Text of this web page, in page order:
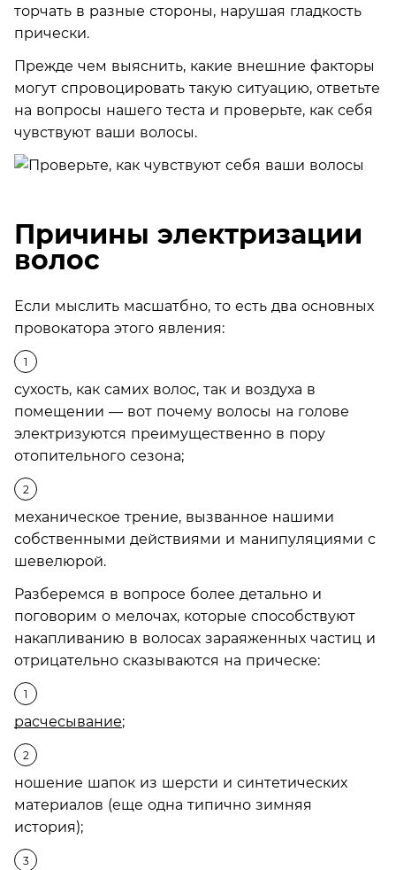
торчать в разные стороны, нарушая гладкость
прически.
Прежде чем выяснить, какие внешние факторы
могут спровоцировать такую ситуацию, ответьте
на вопросы нашего теста и проверьте, как себя
чувствуют ваши волосы.
Причины электризации
волос
Если мыслить масшатбно, то есть два основных
провокатора этого явления:
сухость, как самих волос, так и воздуха в
помещении — вот почему волосы на голове
электризуются преимущественно в пору
отопительного сезона;
механическое трение, вызванное нашими
собственными действиями и манипуляциями с
шевелюрой.
Разберемся в вопросе более детально и
поговорим о мелочах, которые способствуют
накапливанию в волосах зараяженных частиц и
отрицательно сказываются на прическе:
расчесывание;
ношение шапок из шерсти и синтетических
материалов (еще одна типично зимняя
история);